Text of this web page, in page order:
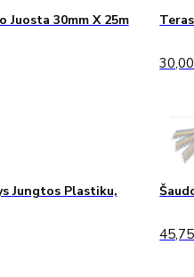
Juosta 30mm X 25m
Jungtos Plastiku,